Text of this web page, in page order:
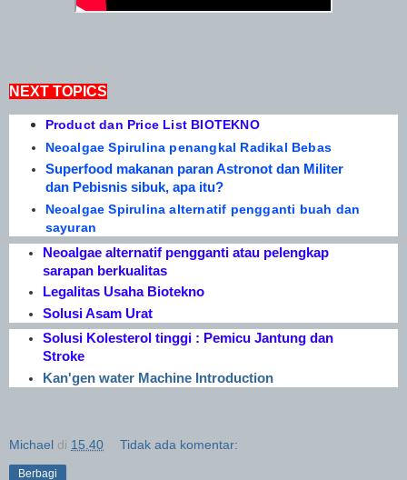
NEXT TOPICS
Product dan Price List BIOTEKNO
Neoalgae Spirulina penangkal Radikal Bebas
Superfood makanan paran Astronot dan Militer
dan Pebisnis sibuk, apa itu?
Neoalgae Spirulina alternatif pengganti buah dan
sayuran
Neoalgae alternatif pengganti atau pelengkap
sarapan berkualitas
Legalitas Usaha Biotekno
Solusi Asam Urat
Solusi Kolesterol tinggi : Pemicu Jantung dan
Stroke
Kan'gen water Machine Introduction
Michael di 15.40 Tidak ada komentar:
Berbagi